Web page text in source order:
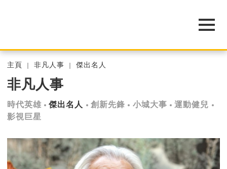
主頁 非凡人事 傑出名人
非凡人事
時代英雄 傑出名人 創新先鋒 小城大事
運動健兒
影視巨星